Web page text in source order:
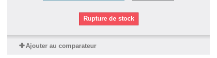
Rupture de stock
Ajouter au comparateur